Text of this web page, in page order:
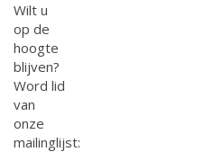
Wilt u
op de
hoogte
blijven?
Word lid
van
onze
mailinglijst: